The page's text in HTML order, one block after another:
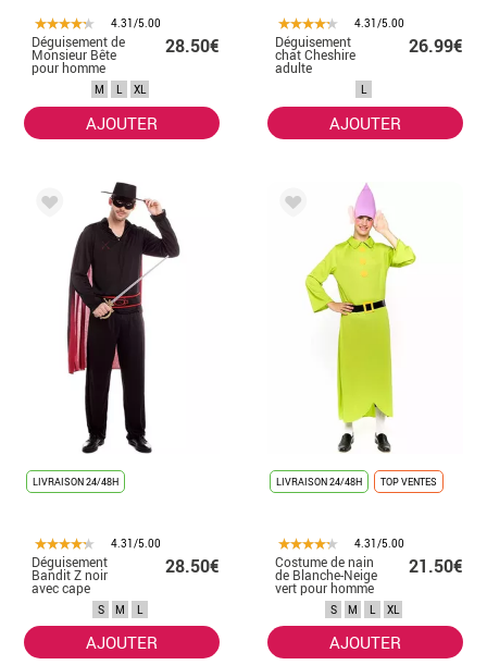
4.31/5.00
Déguisement de
Monsieur Bête
pour homme
28.50€
M L XL
AJOUTER
4.31/5.00
Déguisement
chat Cheshire
adulte
26.99€
L
AJOUTER
LIVRAISON 24/48H
4.31/5.00
Déguisement
Bandit Z noir
avec cape
28.50€
S M L
AJOUTER
LIVRAISON 24/48H TOP VENTES
4.31/5.00
Costume de nain
de Blanche-Neige
vert pour homme
21.50€
S M L XL
AJOUTER